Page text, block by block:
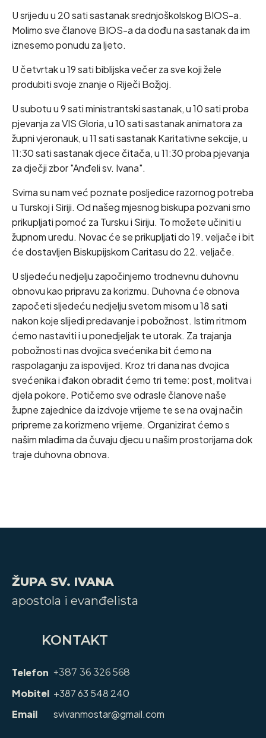
U srijedu u 20 sati sastanak srednjoškolskog BIOS-a.
Molimo sve članove BIOS-a da dođu na sastanak da im
iznesemo ponudu za ljeto.
U četvrtak u 19 sati biblijska večer za sve koji žele
produbiti svoje znanje o Riječi Božjoj.
U subotu u 9 sati ministrantski sastanak, u 10 sati proba
pjevanja za VIS Gloria, u 10 sati sastanak animatora za
župni vjeronauk, u 11 sati sastanak Karitativne sekcije, u
11:30 sati sastanak djece čitača, u 11:30 proba pjevanja
za dječji zbor "Anđeli sv. Ivana".
Svima su nam već poznate posljedice razornog potreba
u Turskoj i Siriji. Od našeg mjesnog biskupa pozvani smo
prikupljati pomoć za Tursku i Siriju. To možete učiniti u
župnom uredu. Novac će se prikupljati do 19. veljače i bit
će dostavljen Biskupijskom Caritasu do 22. veljače.
U sljedeću nedjelju započinjemo trodnevnu duhovnu
obnovu kao pripravu za korizmu. Duhovna će obnova
započeti sljedeću nedjelju svetom misom u 18 sati
nakon koje slijedi predavanje i pobožnost. Istim ritmom
ćemo nastaviti i u ponedjeljak te utorak. Za trajanja
pobožnosti nas dvojica svećenika bit ćemo na
raspolaganju za ispovijed. Kroz tri dana nas dvojica
svećenika i đakon obradit ćemo tri teme: post, molitva i
djela pokore. Potičemo sve odrasle članove naše
župne zajednice da izdvoje vrijeme te se na ovaj način
pripreme za korizmeno vrijeme. Organizirat ćemo s
našim mladima da čuvaju djecu u našim prostorijama dok
traje duhovna obnova.
ŽUPA SV. IVANA
apostola i evanđelista
KONTAKT
Telefon +387 36 326 568
Mobitel +387 63 548 240
Email
svivanmostar@gmail.com